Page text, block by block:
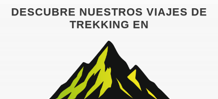
DESCUBRE NUESTROS VIAJES DE
TREKKING EN